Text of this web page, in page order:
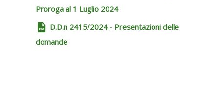
Proroga al 1 Luglio 2024
D.D.n 2415/2024 - Presentazioni delle
domande